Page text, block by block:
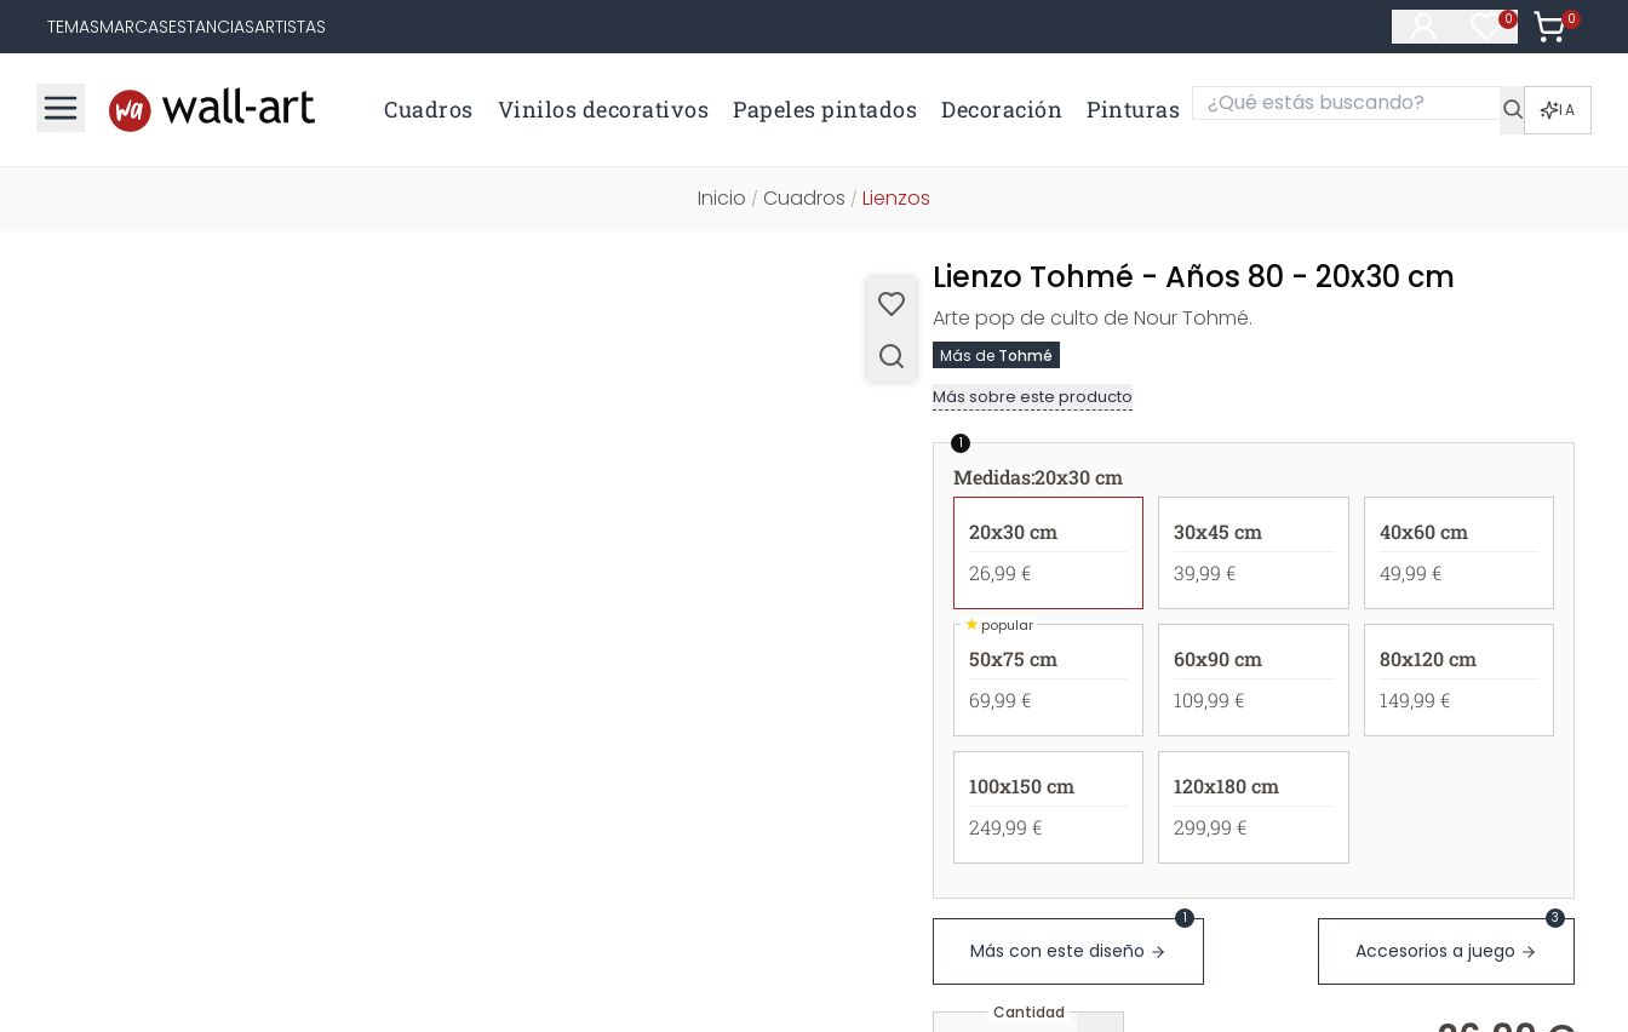
TEMASMARCASESTANCIASARTISTAS 0
Artículos en
0
Artículos
Cuadros Vinilos decorativos Papeles pintados Decoración Pinturas IA
Inicio / Cuadros / Lienzos
Lienzo Tohmé - Años 80 - 20x30 cm
Arte pop de culto de Nour Tohmé.
Más de Tohmé
Más sobre este producto
1
Medidas:20x30 cm
20x30 cm
26,99 €
30x45 cm
39,99 €
40x60 cm
49,99 €
★popular
50x75 cm
69,99 €
60x90 cm
109,99 €
80x120 cm
149,99 €
100x150 cm
249,99 €
120x180 cm
299,99 €
Más con este diseño
1
Accesorios a juego
3
Cantidad